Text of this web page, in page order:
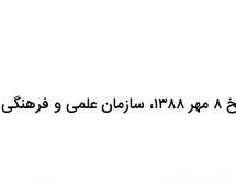
مجمع عمومی سازمان ملل نوروز را که ریشه ایرانی دارد در تقویم خود ثبت کرده است. در تاریخ ۸ مهر ۱۳۸۸، سازمان علمی و فرهنگی